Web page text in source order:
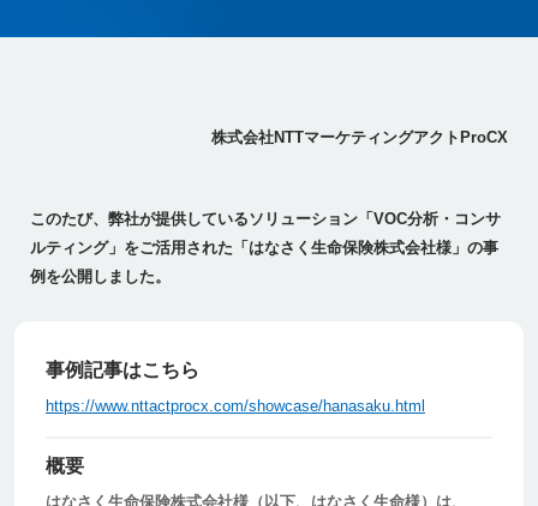
株式会社NTTマーケティングアクトProCX
このたび、弊社が提供しているソリューション「VOC分析・コンサ
ルティング」をご活用された「はなさく生命保険株式会社様」の事
例を公開しました。
事例記事はこちら
https://www.nttactprocx.com/showcase/hanasaku.html
概要
はなさく生命保険株式会社様（以下、はなさく生命様）は、